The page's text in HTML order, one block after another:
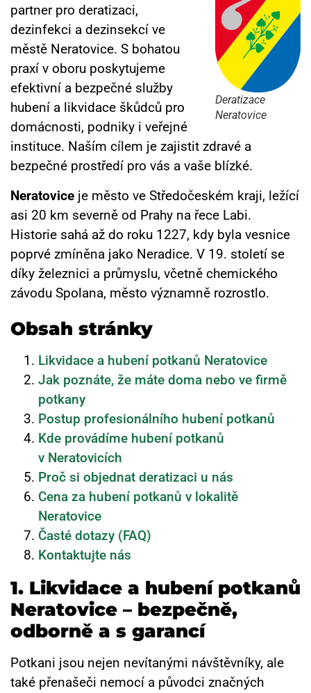
Deratizace
Neratovice
partner pro deratizaci,
dezinfekci a dezinsekcí ve
městě Neratovice. S bohatou
praxí v oboru poskytujeme
efektivní a bezpečné služby
hubení a likvidace škůdců pro
domácnosti, podniky i veřejné
instituce. Naším cílem je zajistit zdravé a
bezpečné prostředí pro vás a vaše blízké.
Neratovice je město ve Středočeském kraji, ležící
asi 20 km severně od Prahy na řece Labi.
Historie sahá až do roku 1227, kdy byla vesnice
poprvé zmíněna jako Neradice. V 19. století se
díky železnici a průmyslu, včetně chemického
závodu Spolana, město významně rozrostlo.
Obsah stránky
Likvidace a hubení potkanů Neratovice
Jak poznáte, že máte doma nebo ve firmě
potkany
Postup profesionálního hubení potkanů
Kde provádíme hubení potkanů
v Neratovicích
Proč si objednat deratizaci u nás
Cena za hubení potkanů v lokalitě
Neratovice
Časté dotazy (FAQ)
Kontaktujte nás
1. Likvidace a hubení potkanů
Neratovice – bezpečně,
odborně a s garancí
Potkani jsou nejen nevítanými návštěvníky, ale
také přenašeči nemocí a původci značných